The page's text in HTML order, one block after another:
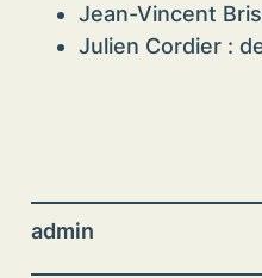
Jean-Vincent
Julien Cordier :
admin